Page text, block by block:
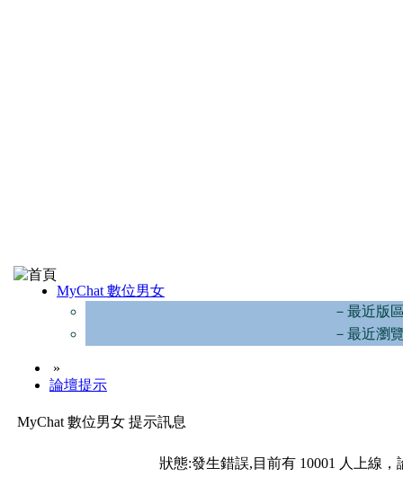
MyChat 數位男女
－最近版
－最近瀏
»
論壇提示
MyChat 數位男女 提示訊息
狀態:發生錯誤,目前有 10001 人上線